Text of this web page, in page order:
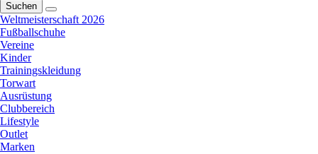
Suchen
Weltmeisterschaft 2026
Fußballschuhe
Vereine
Kinder
Trainingskleidung
Torwart
Ausrüstung
Clubbereich
Lifestyle
Outlet
Marken